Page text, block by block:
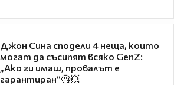
Джон Сина сподели 4 неща, които
могат да съсипят всяко GenZ:
„Ако ги имаш, провалът е
гарантиран“🧐💥